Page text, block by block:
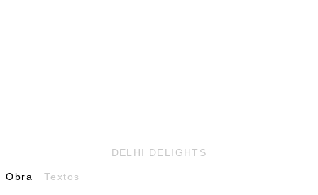
DELHI DELIGHTS
Obra Textos